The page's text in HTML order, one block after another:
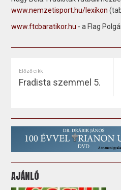
www.nemzetisport.hu/lexikon
www.ftcbaratikor.hu - a Flag
Előző cikk
Fradista szemmel 5.
AJÁNLÓ